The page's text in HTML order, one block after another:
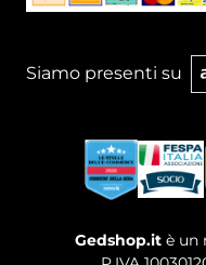
Siamo presenti su
Gedshop.it è un